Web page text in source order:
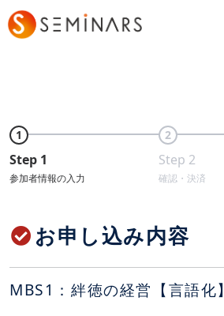
1
Step 1
参加者情報の入力
2
Step 2
確認・決済
お申し込み内容
MBS1：絆徳の経営【言語化】